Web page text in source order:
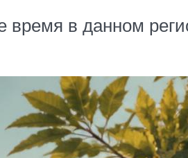
время в данном